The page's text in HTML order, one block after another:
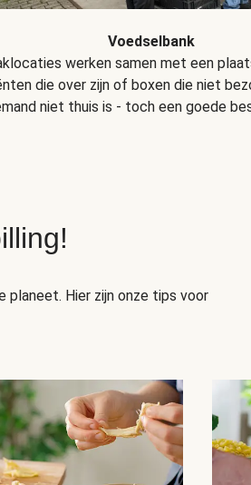
Voedselbank
werken samen met een
die over zijn of boxen die niet
niet thuis is - toch een goede
planeet. Hier zijn onze tips voor